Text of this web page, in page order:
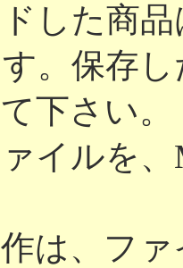
した商
。保存
下さい。
イルを、
は、フ